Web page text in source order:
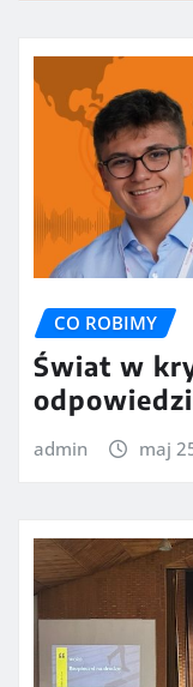
CO ROBIMY
Świat w
odpowiedzi
admin maj